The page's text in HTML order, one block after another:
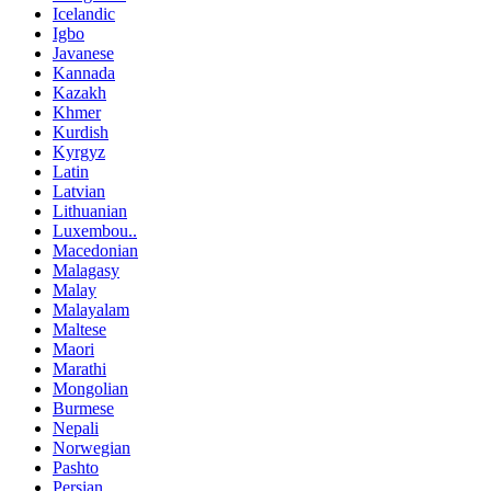
Icelandic
Igbo
Javanese
Kannada
Kazakh
Khmer
Kurdish
Kyrgyz
Latin
Latvian
Lithuanian
Luxembou..
Macedonian
Malagasy
Malay
Malayalam
Maltese
Maori
Marathi
Mongolian
Burmese
Nepali
Norwegian
Pashto